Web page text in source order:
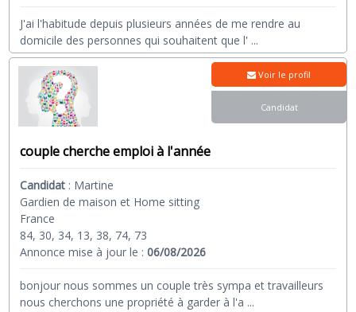
J'ai l'habitude depuis plusieurs années de me rendre au
domicile des personnes qui souhaitent que l' ...
couple cherche emploi à l'année
Candidat : Martine
Gardien de maison et Home sitting
France
84, 30, 34, 13, 38, 74, 73
Annonce mise à jour le :06/08/2026
bonjour nous sommes un couple très sympa et travailleurs
nous cherchons une propriété à garder à l'a ...
Voir le profil
Candidat